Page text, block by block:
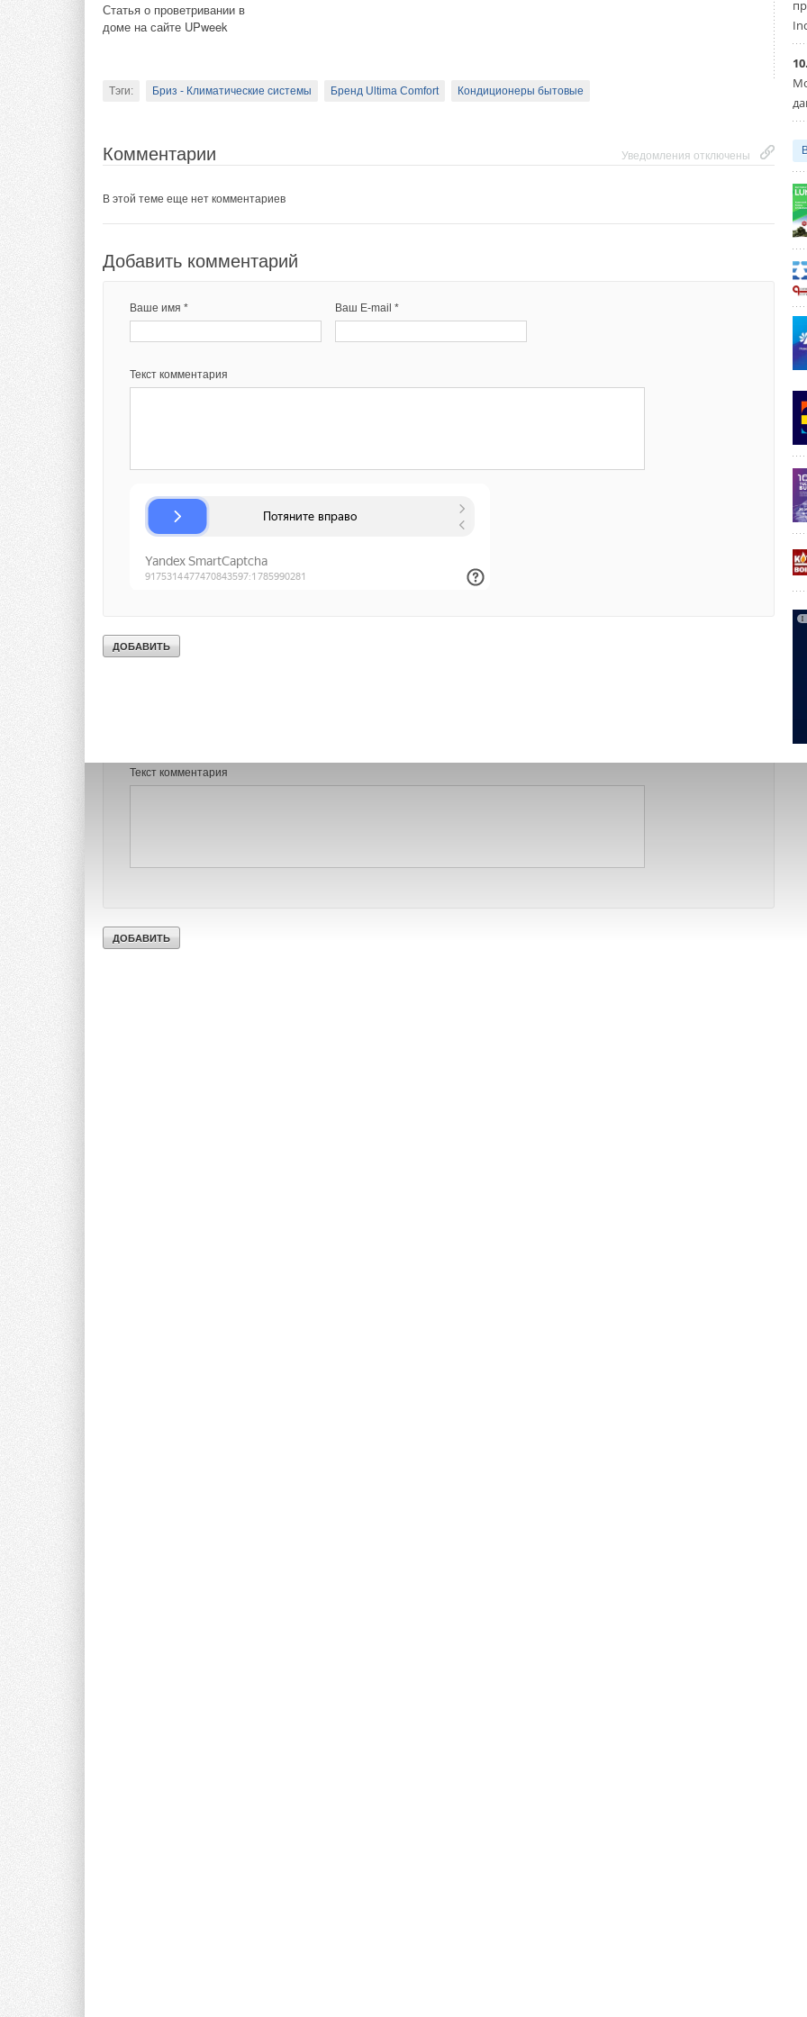
Статья о проветривании в
доме на сайте UPweek
Тэги: Бриз - Климатические системы Бренд Ultima Comfort Кондиционеры бытовые
Уведомления отключены
Комментарии
В этой теме еще нет комментариев
Добавить комментарий
Ваше имя * Ваш E-mail *
Текст комментария
Добавить комментарий
Франции
в проект оценивались в 1,4 млрд рублей. Изначально Vestas владела
партнера.
и федеральном уровнях, которые в соответствии с отчетной информацией за
Согласно условиям контракта, при его расторжении было предусмотрено
Сообщалось также, что госкорпорация «Росатом» намерена разместить
Комментарии
Добавить комментарий
Текст комментария